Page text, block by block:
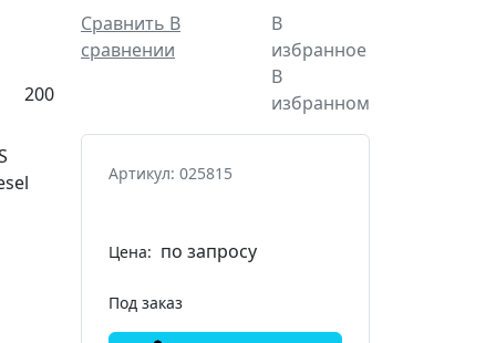
200
Сравнить В
сравнении
В
избранное
В
избранном
Артикул: 025815
Цена: по запросу
Под заказ